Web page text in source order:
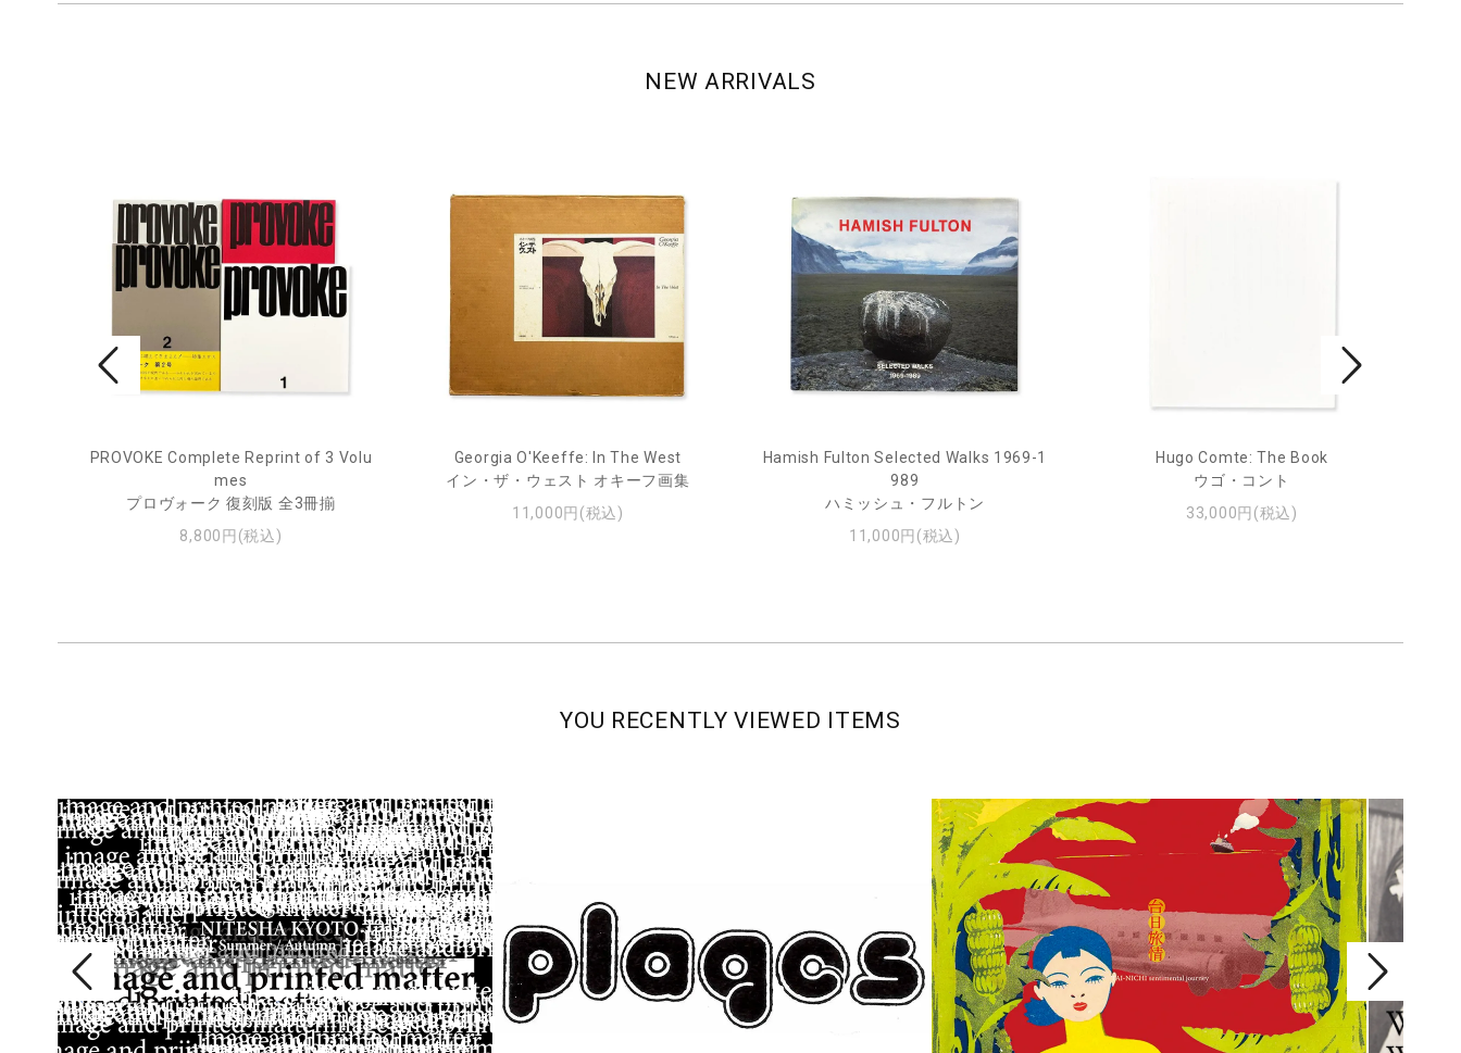
NEW ARRIVALS
PROVOKE Complete Reprint of 3 Volu
mes
プロヴォーク 復刻版 全3冊揃
8,800円(税込)
Georgia O'Keeffe: In The West
イン・ザ・ウェスト オキーフ画集
11,000円(税込)
Hamish Fulton Selected Walks 1969-1
989
ハミッシュ・フルトン
11,000円(税込)
Hugo Comte: The Book
ウゴ・コント
33,000円(税込)
YOU RECENTLY VIEWED ITEMS